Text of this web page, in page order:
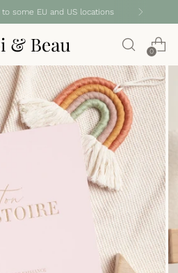
some EU and US locations
0